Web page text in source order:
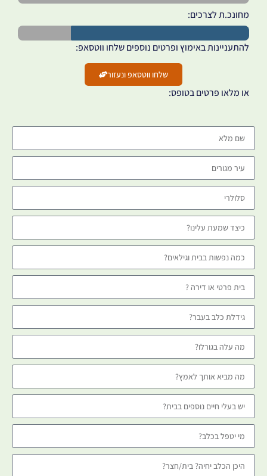
מחונכ.ת לצרכים:
להתעניינות באימוץ ופרטים נוספים שלחו ווטסאפ:
שלחו ווטסאפ ונעזור
או מלאו פרטים בטופס: